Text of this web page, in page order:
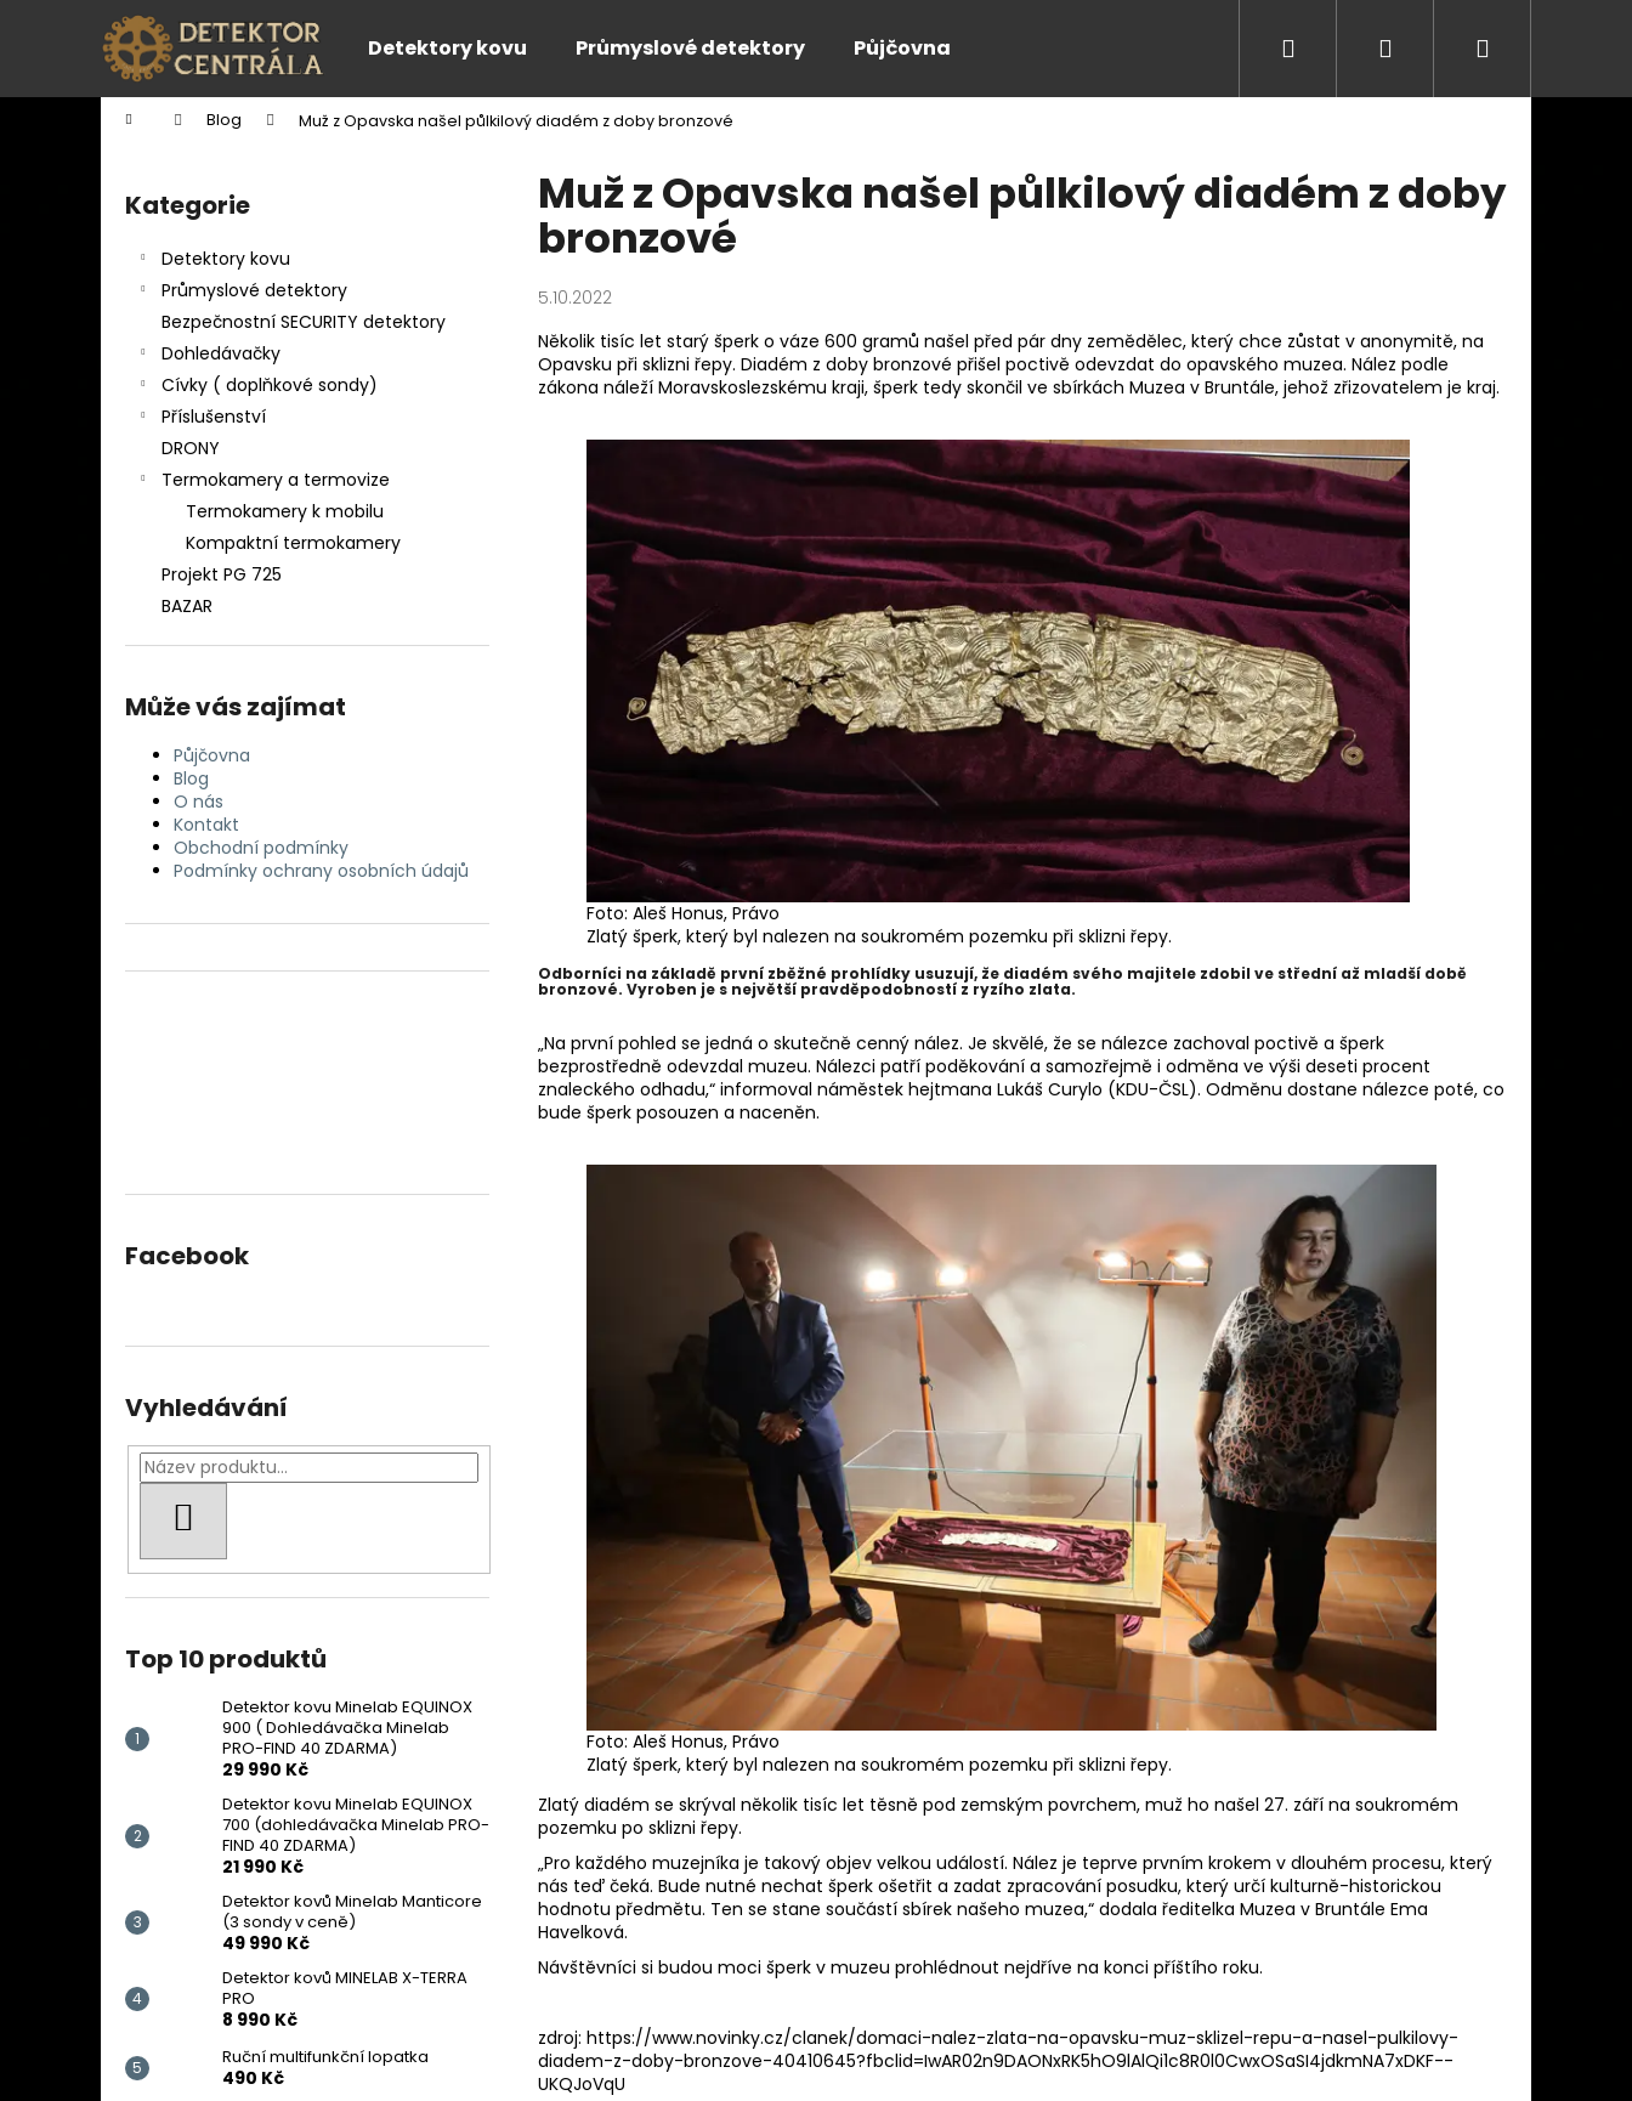
Detektory kovu Průmyslové detektory Půjčovna Přihlášení
Domů Blog Muž z Opavska našel půlkilový diadém z doby bronzové
Přeskočit
kategorie
Kategorie
Detektory kovu
Průmyslové detektory
Bezpečnostní SECURITY detektory
Dohledávačky
Cívky ( doplňkové sondy)
Příslušenství
DRONY
Termokamery a termovize
Termokamery k mobilu
Kompaktní termokamery
Projekt PG 725
BAZAR
Může vás zajímat
Půjčovna
Blog
O nás
Kontakt
Obchodní podmínky
Podmínky ochrany osobních údajů
Facebook
Vyhledávání
Top 10 produktů
Detektor kovu Minelab EQUINOX
900 ( Dohledávačka Minelab
PRO-FIND 40 ZDARMA)
29 990 Kč
Detektor kovu Minelab EQUINOX
700 (dohledávačka Minelab PRO-
FIND 40 ZDARMA)
21 990 Kč
Detektor kovů Minelab Manticore
(3 sondy v ceně)
49 990 Kč
Detektor kovů MINELAB X-TERRA
PRO
8 990 Kč
Ruční multifunkční lopatka
490 Kč
Muž z Opavska našel půlkilový diadém z doby
bronzové
5.10.2022
Několik tisíc let starý šperk o váze 600 gramů našel před pár dny zemědělec, který chce zůstat v anonymitě, na
Opavsku při sklizni řepy. Diadém z doby bronzové přišel poctivě odevzdat do opavského muzea. Nález podle
zákona náleží Moravskoslezskému kraji, šperk tedy skončil ve sbírkách Muzea v Bruntále, jehož zřizovatelem je kraj.
Foto: Aleš Honus, Právo
Zlatý šperk, který byl nalezen na soukromém pozemku při sklizni řepy.
Odborníci na základě první zběžné prohlídky usuzují, že diadém svého majitele zdobil ve střední až mladší době
bronzové. Vyroben je s největší pravděpodobností z ryzího zlata.
„Na první pohled se jedná o skutečně cenný nález. Je skvělé, že se nálezce zachoval poctivě a šperk
bezprostředně odevzdal muzeu. Nálezci patří poděkování a samozřejmě i odměna ve výši deseti procent
znaleckého odhadu,“ informoval náměstek hejtmana Lukáš Curylo (KDU-ČSL). Odměnu dostane nálezce poté, co
bude šperk posouzen a naceněn.
Foto: Aleš Honus, Právo
Zlatý šperk, který byl nalezen na soukromém pozemku při sklizni řepy.
Zlatý diadém se skrýval několik tisíc let těsně pod zemským povrchem, muž ho našel 27. září na soukromém
pozemku po sklizni řepy.
„Pro každého muzejníka je takový objev velkou událostí. Nález je teprve prvním krokem v dlouhém procesu, který
nás teď čeká. Bude nutné nechat šperk ošetřit a zadat zpracování posudku, který určí kulturně-historickou
hodnotu předmětu. Ten se stane součástí sbírek našeho muzea,“ dodala ředitelka Muzea v Bruntále Ema
Havelková.
Návštěvníci si budou moci šperk v muzeu prohlédnout nejdříve na konci příštího roku.
zdroj: https://www.novinky.cz/clanek/domaci-nalez-zlata-na-opavsku-muz-sklizel-repu-a-nasel-pulkilovy-
diadem-z-doby-bronzove-40410645?fbclid=IwAR02n9DAONxRK5hO9lAlQi1c8R0l0CwxOSaSI4jdkmNA7xDKF--
UKQJoVqU
í
Zpět
do
Zpět
do
Co potřebujete najít?
Doporučujeme
Následující
DETEKTOR KOVU MINELAB EQUINOX 900
( DOHLEDÁVAČKA MINELAB PRO-FIND
40 ZDARMA)
DETEKTOR KOVU MINELAB EQUINOX 700
(DOHLEDÁVAČKA MINELAB PRO-FIND 40
ZDARMA)
21 990 Kč
22 490 Kč
DETEKTOR KOVŮ MINELAB MANTICORE
(3 SONDY V CENĚ)
49 990 Kč